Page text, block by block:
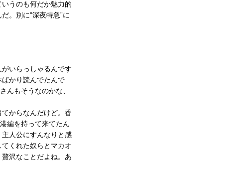
うのも何だか魅力的
。別に”深夜特急”に
いらっしゃるんです
かり読んでたんで
んもそうなのかな、
てからなんだけど。香
編を持って来てたん
人公にすんなりと感
くれた奴らとマカオ
沢なことだよね。あ